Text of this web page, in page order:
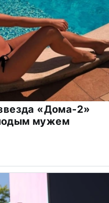
«Дома-2»
мужем